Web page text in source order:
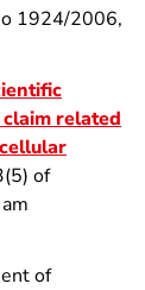
1924/2006,
related
of
of